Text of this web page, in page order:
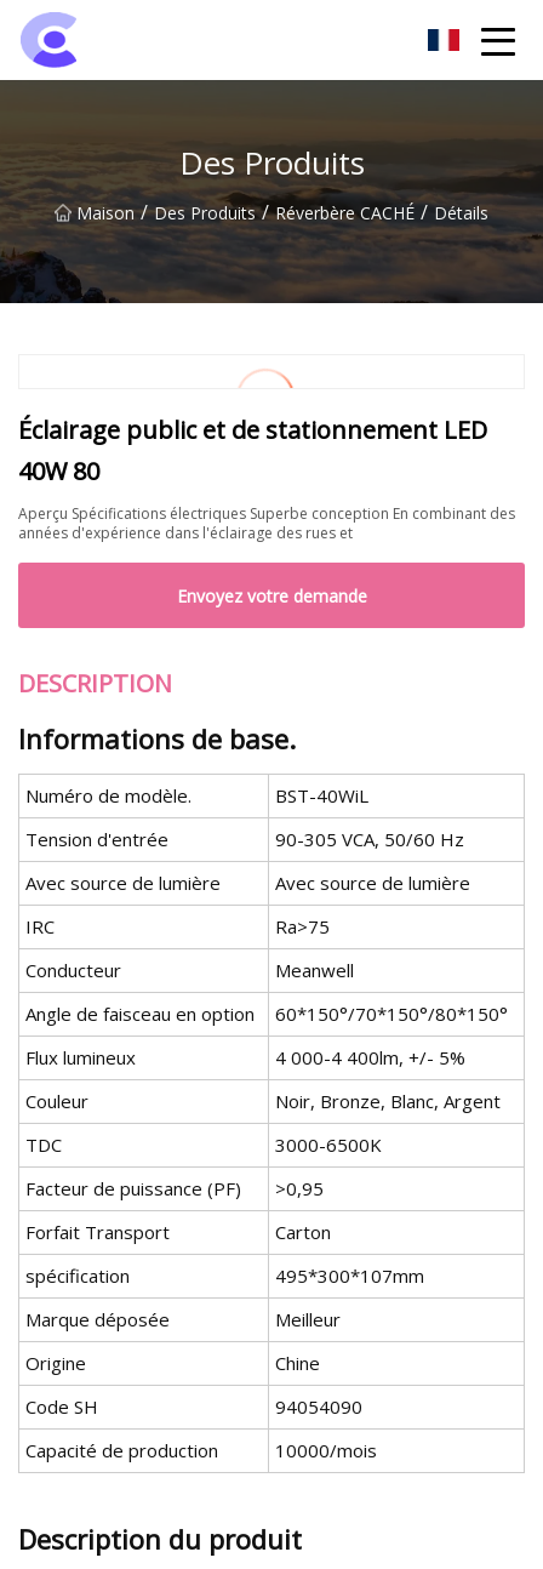
Des Produits
Maison / Des Produits / Réverbère CACHÉ / Détails
Éclairage public et de stationnement LED
40W 80
Aperçu Spécifications électriques Superbe conception En combinant des
années d'expérience dans l'éclairage des rues et
Envoyez votre demande
DESCRIPTION
Informations de base.
Numéro de modèle.
BST-40WiL
Tension d'entrée
90-305 VCA, 50/60 Hz
Avec source de lumière
Avec source de lumière
IRC
Ra>75
Conducteur
Meanwell
Angle de faisceau en option
60*150°/70*150°/80*150°
Flux lumineux
4 000-4 400lm, +/- 5%
Couleur
Noir, Bronze, Blanc, Argent
TDC
3000-6500K
Facteur de puissance (PF)
>0,95
Forfait Transport
Carton
spécification
495*300*107mm
Marque déposée
Meilleur
Origine
Chine
Code SH
94054090
Capacité de production
10000/mois
Description du produit